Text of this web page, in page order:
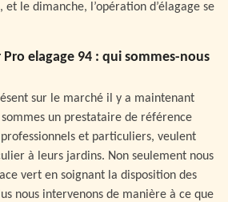
le dimanche, l’opération d’élagage se
Pro elagage 94 : qui sommes-nous
sur le marché il y a maintenant
sommes un prestataire de référence
et particuliers, veulent
à leurs jardins. Non seulement nous
vert en soignant la disposition des
nous intervenons de manière à ce que